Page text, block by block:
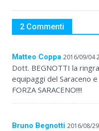
2 Commenti
Matteo Coppa 2016/09/04
Dott. BEGNOTTI la
equipaggi del Saraceno
FORZA SARACENO!!!!
Bruno Begnotti 2016/08/